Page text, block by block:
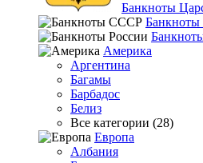
Банкноты
Америка
Аргентина
Багамы
Барбадос
Белиз
Все категории (28)
Европа
Албания